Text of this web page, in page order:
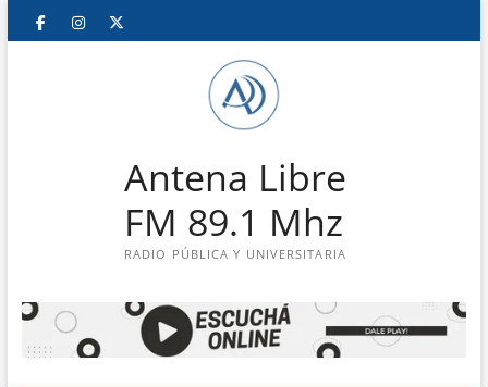
Saltar
FacebookInstagram
Antena Libre
FM 89.1 Mhz
RADIO PÚBLICA Y UNIVERSITARIA